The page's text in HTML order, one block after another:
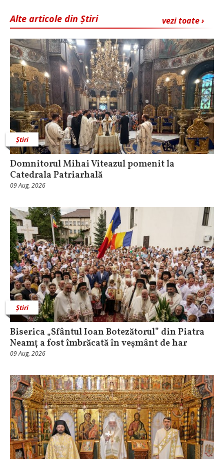
vezi toate ›
Alte articole din Știri
Știri
Domnitorul Mihai Viteazul pomenit la
Catedrala Patriarhală
09 Aug, 2026
Știri
Biserica „Sfântul Ioan Botezătorul” din Piatra
Neamț a fost îmbrăcată în veșmânt de har
09 Aug, 2026